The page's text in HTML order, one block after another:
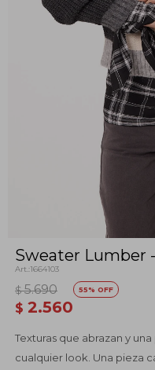
Sweater Lumber
1664103
$ 2.560
$ 5.690 55
Texturas que abrazan y
cualquier look. Una pieza